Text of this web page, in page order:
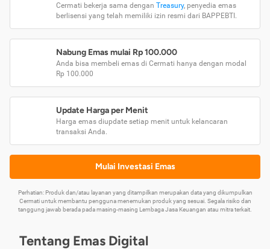
Cermati bekerja sama dengan Treasury, penyedia emas
berlisensi yang telah memiliki izin resmi dari BAPPEBTI.
Nabung Emas mulai Rp 100.000
Anda bisa membeli emas di Cermati hanya dengan modal
Rp 100.000
Update Harga per Menit
Harga emas diupdate setiap menit untuk kelancaran
transaksi Anda.
Mulai Investasi Emas
Perhatian: Produk dan/atau layanan yang ditampilkan merupakan data yang dikumpulkan
Cermati untuk membantu pengguna menemukan produk yang sesuai. Segala risiko dan
tanggung jawab berada pada masing-masing Lembaga Jasa Keuangan atau mitra terkait.
Tentang Emas Digital